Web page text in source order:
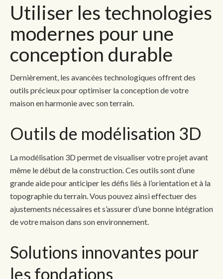
Utiliser les technologies
modernes pour une
conception durable
Dernièrement, les avancées technologiques offrent des
outils précieux pour optimiser la conception de votre
maison en harmonie avec son terrain.
Outils de modélisation 3D
La modélisation 3D permet de visualiser votre projet avant
même le début de la construction. Ces outils sont d’une
grande aide pour anticiper les défis liés à l’orientation et à la
topographie du terrain. Vous pouvez ainsi effectuer des
ajustements nécessaires et s’assurer d’une bonne intégration
de votre maison dans son environnement.
Solutions innovantes pour
les fondations